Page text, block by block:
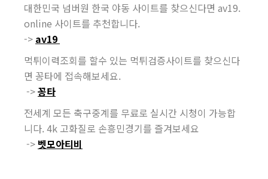
대한민국 넘버원 한국 야동 사이트를 찾으신다면 av19.
online 사이트를 추천합니다.
-> av19
먹튀이력조회를 할수 있는 먹튀검증사이트를 찾으신다
면 꽁타에 접속해보세요.
->꽁타
전세계 모든 축구중계를 무료로 실시간 시청이 가능합
니다. 4k 고화질로 손흥민경기를 즐겨보세요
-> 벳모아티비